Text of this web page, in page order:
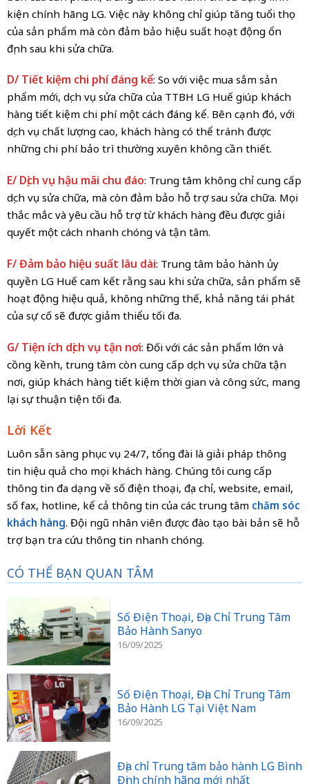
kiện chính hãng LG. Việc này không chỉ giúp tăng tuổi thọ
của sản phẩm mà còn đảm bảo hiệu suất hoạt động ổn
định sau khi sửa chữa.
D/ Tiết kiệm chi phí đáng kể: So với việc mua sắm sản
phẩm mới, dịch vụ sửa chữa của TTBH LG Huế giúp khách
hàng tiết kiệm chi phí một cách đáng kể. Bên cạnh đó, với
dịch vụ chất lượng cao, khách hàng có thể tránh được
những chi phí bảo trì thường xuyên không cần thiết.
E/ Dịch vụ hậu mãi chu đáo: Trung tâm không chỉ cung cấp
dịch vụ sửa chữa, mà còn đảm bảo hỗ trợ sau sửa chữa. Mọi
thắc mắc và yêu cầu hỗ trợ từ khách hàng đều được giải
quyết một cách nhanh chóng và tận tâm.
F/ Đảm bảo hiệu suất lâu dài: Trung tâm bảo hành ủy
quyền LG Huế cam kết rằng sau khi sửa chữa, sản phẩm sẽ
hoạt động hiệu quả, không những thế, khả năng tái phát
của sự cố sẽ được giảm thiểu tối đa.
G/ Tiện ích dịch vụ tận nơi: Đối với các sản phẩm lớn và
cồng kềnh, trung tâm còn cung cấp dịch vụ sửa chữa tận
nơi, giúp khách hàng tiết kiệm thời gian và công sức, mang
lại sự thuận tiện tối đa.
Lời Kết
Luôn sẵn sàng phục vụ 24/7, tổng đài là giải pháp thông
tin hiệu quả cho mọi khách hàng. Chúng tôi cung cấp
thông tin đa dạng về số điện thoại, địa chỉ, website, email,
số fax, hotline, kể cả thông tin của các trung tâm chăm sóc
khách hàng. Đội ngũ nhân viên được đào tạo bài bản sẽ hỗ
trợ bạn tra cứu thông tin nhanh chóng.
CÓ THỂ BẠN QUAN TÂM
Số Điện Thoại, Địa Chỉ Trung Tâm
Bảo Hành Sanyo
16/09/2025
Số Điện Thoại, Địa Chỉ Trung Tâm
Bảo Hành LG Tại Việt Nam
16/09/2025
Địa chỉ Trung tâm bảo hành LG Bình
Định chính hãng mới nhất